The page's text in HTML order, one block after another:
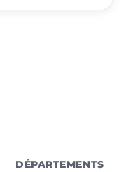
DÉPARTEMENTS